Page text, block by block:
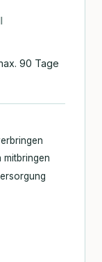
90 Tage
mitbringen